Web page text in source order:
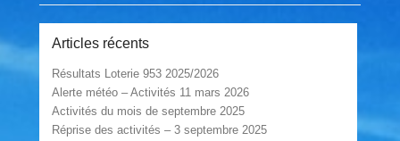
Articles récents
Résultats Loterie 953 2025/2026
Alerte météo – Activités 11 mars 2026
Activités du mois de septembre 2025
Réprise des activités – 3 septembre 2025